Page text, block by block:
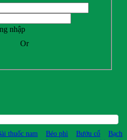
nhập
Or
thuốc nam Béo phì Bướu cổ
Bạch